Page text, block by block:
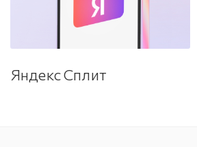
Яндекс Сплит